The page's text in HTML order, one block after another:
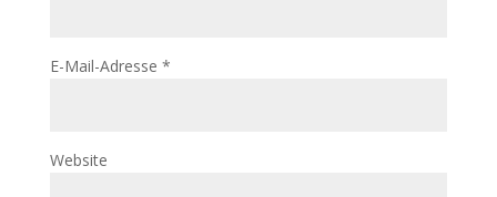
E-Mail-Adresse *
Website